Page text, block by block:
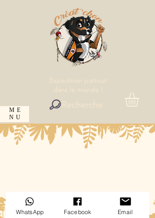
Expédition partout
ME
NU
Recherche
WhatsApp Facebook Email